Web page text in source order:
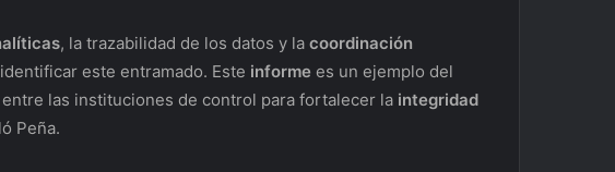
, la trazabilidad de los datos y la coordinación
este entramado. Este informe es un ejemplo del
las instituciones de control para fortalecer la integridad
Peña.